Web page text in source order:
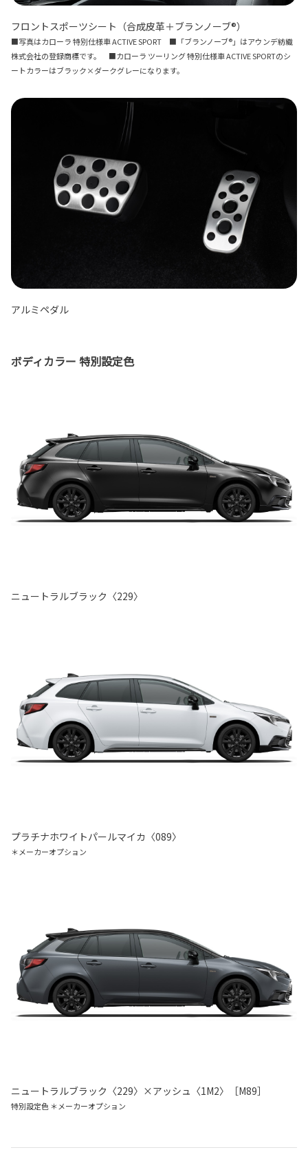
フロントスポーツシート（合成皮革＋ブランノーブ®）
■写真はカローラ 特別仕様車 ACTIVE SPORT ■「ブランノーブ®」はアウンデ紡織
株式会社の登録商標です。 ■カローラ ツーリング 特別仕様車 ACTIVE SPORTのシ
ートカラーはブラック×ダークグレーになります。
アルミペダル
ボディカラー 特別設定色
ニュートラルブラック〈229〉
プラチナホワイトパールマイカ〈089〉
＊メーカーオプション
ニュートラルブラック〈229〉×アッシュ〈1M2〉［M89］
特別設定色 ＊メーカーオプション